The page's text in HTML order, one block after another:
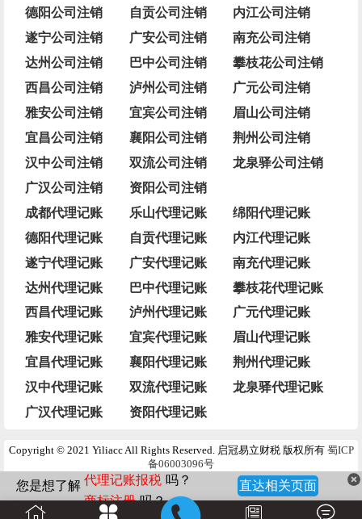
德阳公司注销
自贡公司注销
内江公司注销
遂宁公司注销
广安公司注销
南充公司注销
达州公司注销
巴中公司注销
攀枝花公司注销
西昌公司注销
泸州公司注销
广元公司注销
雅安公司注销
宜宾公司注销
眉山公司注销
宜昌公司注销
襄阳公司注销
荆州公司注销
汉中公司注销
双流公司注销
龙泉驿公司注销
广汉公司注销
资阳公司注销
成都代理记账
乐山代理记账
绵阳代理记账
德阳代理记账
自贡代理记账
内江代理记账
遂宁代理记账
广安代理记账
南充代理记账
达州代理记账
巴中代理记账
攀枝花代理记账
西昌代理记账
泸州代理记账
广元代理记账
雅安代理记账
宜宾代理记账
眉山代理记账
宜昌代理记账
襄阳代理记账
荆州代理记账
汉中代理记账
双流代理记账
龙泉驿代理记账
广汉代理记账
资阳代理记账
Copyright © 2021 Yiliacc All Rights Reserved. 启冠易立财税 版权所有 蜀ICP
备06003096号
您是想了解 商标注册 吗？
医疗器械备案与许可
直达相关页面